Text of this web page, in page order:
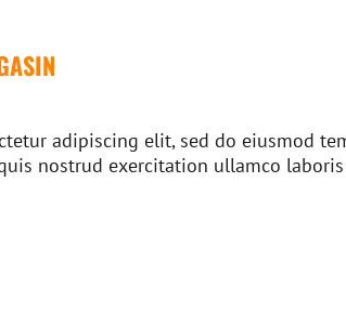
adipiscing elit, sed do eiusmod
nostrud exercitation ullamco